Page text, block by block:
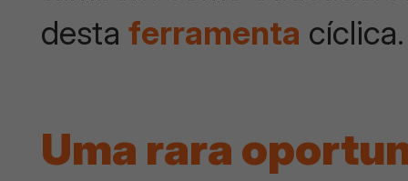
destaferramenta cíclica.
Uma rara